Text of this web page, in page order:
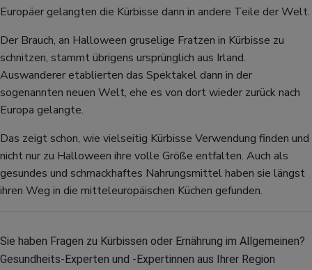
Europäer gelangten die Kürbisse dann in andere Teile der Welt.
Der Brauch, an Halloween gruselige Fratzen in Kürbisse zu
schnitzen, stammt übrigens ursprünglich aus Irland.
Auswanderer etablierten das Spektakel dann in der
sogenannten neuen Welt, ehe es von dort wieder zurück nach
Europa gelangte.
Das zeigt schon, wie vielseitig Kürbisse Verwendung finden und
nicht nur zu Halloween ihre volle Größe entfalten. Auch als
gesundes und schmackhaftes Nahrungsmittel haben sie längst
ihren Weg in die mitteleuropäischen Küchen gefunden.
Sie haben Fragen zu Kürbissen oder Ernährung im Allgemeinen?
Gesundheits-Experten und -Expertinnen aus Ihrer Region